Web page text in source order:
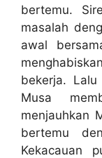
bertemu.
masalah
awal
bekerja.
Musa
menjauhkan
bertemu
Kekacauan